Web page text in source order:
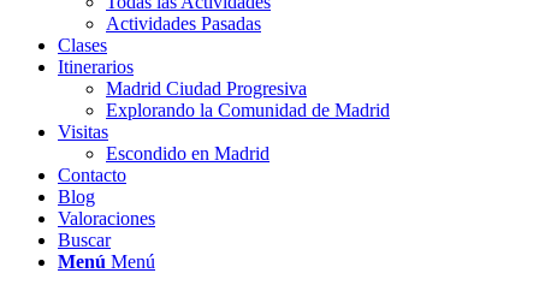
Actividades Pasadas
Clases
Itinerarios
Madrid Ciudad Progresiva
Explorando la Comunidad de Madrid
Visitas
Escondido en Madrid
Contacto
Blog
Valoraciones
Buscar
Menú Menú